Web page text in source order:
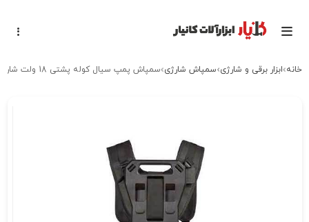
خانه ابزار برقی و شارژی سمپاش شارژی سمپاش پمپ سیال کوله پشتی 18 ولت شارژی میلواکی مدل M18BPFPH-0